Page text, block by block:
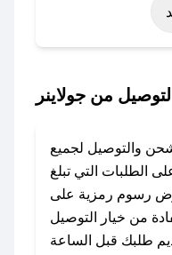
أو حتى عروض خاصة
العثور بسهولة على
الإلكتروني لإضافته
بسرعة.
### كيفية استخدام كود خصم جولاينر؟
1. انسخ كود الخصم من تطبيق صحصح.
من جولاينر
والتوصيل لجميع
الطلبات التي تبلغ
فرض رسوم رمزية على
من خيار التوصيل